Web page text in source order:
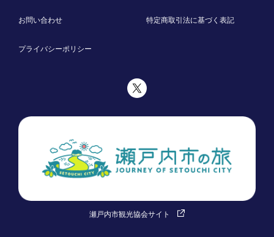
お問い合わせ 特定商取引法に基づく表記
プライバシーポリシー
瀬戸内市観光協会サイト